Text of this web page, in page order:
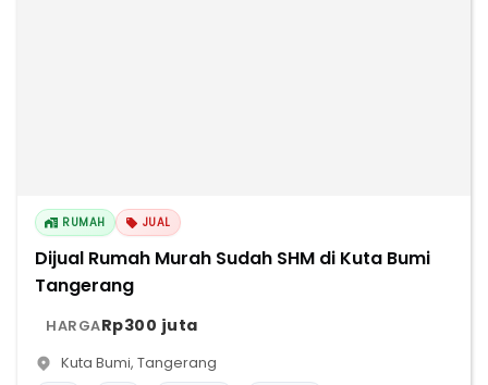
RUMAH JUAL
Dijual Rumah Murah Sudah SHM di Kuta Bumi
Tangerang
HARGARp300 juta
Kuta Bumi, Tangerang